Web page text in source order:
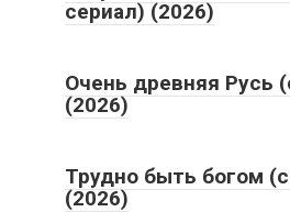
сериал) (2026)
Очень древняя Русь
(2026)
Трудно быть богом
(2026)